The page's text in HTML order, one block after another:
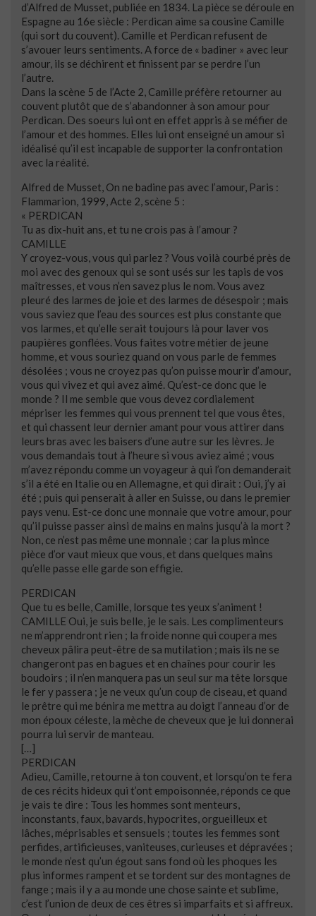
d’Alfred de Musset, publiée en 1834. La pièce se déroule en
Espagne au 16e siècle : Perdican aime sa cousine Camille
(qui sort du couvent). Camille et Perdican refusent de
s’avouer leurs sentiments. A force de « badiner » avec leur
amour, ils se déchirent et finissent par se perdre l’un
l’autre.
Dans la scène 5 de l’Acte 2, Camille préfère retourner au
couvent plutôt que de s’abandonner à son amour pour
Perdican. Des soeurs lui ont en effet appris à se méfier de
l’amour et des hommes. Elles lui ont enseigné un amour si
idéalisé qu’il est incapable de supporter la confrontation
avec la réalité.
Alfred de Musset, On ne badine pas avec l’amour, Paris :
Flammarion, 1999, Acte 2, scène 5 :
« PERDICAN
Tu as dix-huit ans, et tu ne crois pas à l’amour ?
CAMILLE
Y croyez-vous, vous qui parlez ? Vous voilà courbé près de
moi avec des genoux qui se sont usés sur les tapis de vos
maîtresses, et vous n’en savez plus le nom. Vous avez
pleuré des larmes de joie et des larmes de désespoir ; mais
vous saviez que l’eau des sources est plus constante que
vos larmes, et qu’elle serait toujours là pour laver vos
paupières gonflées. Vous faites votre métier de jeune
homme, et vous souriez quand on vous parle de femmes
désolées ; vous ne croyez pas qu’on puisse mourir d’amour,
vous qui vivez et qui avez aimé. Qu’est-ce donc que le
monde ? Il me semble que vous devez cordialement
mépriser les femmes qui vous prennent tel que vous êtes,
et qui chassent leur dernier amant pour vous attirer dans
leurs bras avec les baisers d’une autre sur les lèvres. Je
vous demandais tout à l’heure si vous aviez aimé ; vous
m’avez répondu comme un voyageur à qui l’on demanderait
s’il a été en Italie ou en Allemagne, et qui dirait : Oui, j’y ai
été ; puis qui penserait à aller en Suisse, ou dans le premier
pays venu. Est-ce donc une monnaie que votre amour, pour
qu’il puisse passer ainsi de mains en mains jusqu’à la mort ?
Non, ce n’est pas même une monnaie ; car la plus mince
pièce d’or vaut mieux que vous, et dans quelques mains
qu’elle passe elle garde son effigie.
PERDICAN
Que tu es belle, Camille, lorsque tes yeux s’animent !
CAMILLE Oui, je suis belle, je le sais. Les complimenteurs
ne m’apprendront rien ; la froide nonne qui coupera mes
cheveux pâlira peut-être de sa mutilation ; mais ils ne se
changeront pas en bagues et en chaînes pour courir les
boudoirs ; il n’en manquera pas un seul sur ma tête lorsque
le fer y passera ; je ne veux qu’un coup de ciseau, et quand
le prêtre qui me bénira me mettra au doigt l’anneau d’or de
mon époux céleste, la mèche de cheveux que je lui donnerai
pourra lui servir de manteau.
[…]
PERDICAN
Adieu, Camille, retourne à ton couvent, et lorsqu’on te fera
de ces récits hideux qui t’ont empoisonnée, réponds ce que
je vais te dire : Tous les hommes sont menteurs,
inconstants, faux, bavards, hypocrites, orgueilleux et
lâches, méprisables et sensuels ; toutes les femmes sont
perfides, artificieuses, vaniteuses, curieuses et dépravées ;
le monde n’est qu’un égout sans fond où les phoques les
plus informes rampent et se tordent sur des montagnes de
fange ; mais il y a au monde une chose sainte et sublime,
c’est l’union de deux de ces êtres si imparfaits et si affreux.